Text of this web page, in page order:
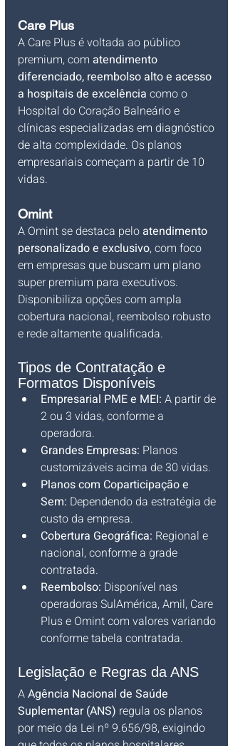
Care Plus
A Care Plus é voltada ao público
premium, com atendimento
diferenciado, reembolso alto e acesso
a hospitais de excelência como o
Hospital do Coração Balneário e
clínicas especializadas em diagnóstico
de alta complexidade. Os planos
empresariais começam a partir de 10
vidas.
Omint
A Omint se destaca pelo atendimento
personalizado e exclusivo, com foco
em empresas que buscam um plano
super premium para executivos.
Disponibiliza opções com ampla
cobertura nacional, reembolso robusto
e rede altamente qualificada.
Tipos de Contratação e
Formatos Disponíveis
Empresarial PME e MEI: A partir de
2 ou 3 vidas, conforme a
operadora.
Grandes Empresas: Planos
customizáveis acima de 30 vidas.
Planos com Coparticipação e
Sem: Dependendo da estratégia de
custo da empresa.
Cobertura Geográfica: Regional e
nacional, conforme a grade
contratada.
Reembolso: Disponível nas
operadoras SulAmérica, Amil, Care
Plus e Omint com valores variando
conforme tabela contratada.
Legislação e Regras da ANS
A Agência Nacional de Saúde
Suplementar (ANS) regula os planos
por meio da Lei nº 9.656/98, exigindo